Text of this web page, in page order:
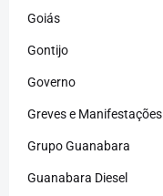
Goiás
Gontijo
Governo
Greves e Manifestações
Grupo Guanabara
Guanabara Diesel